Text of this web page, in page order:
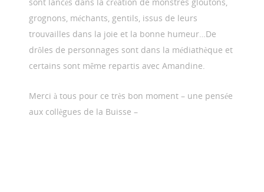
grognons, méchants, gentils, issus de leurs
trouvailles dans la joie et la bonne humeur…De
drôles de personnages sont dans la médiathèque et
certains sont même repartis avec Amandine.
Merci à tous pour ce très bon moment – une pensée
aux collègues de la Buisse –